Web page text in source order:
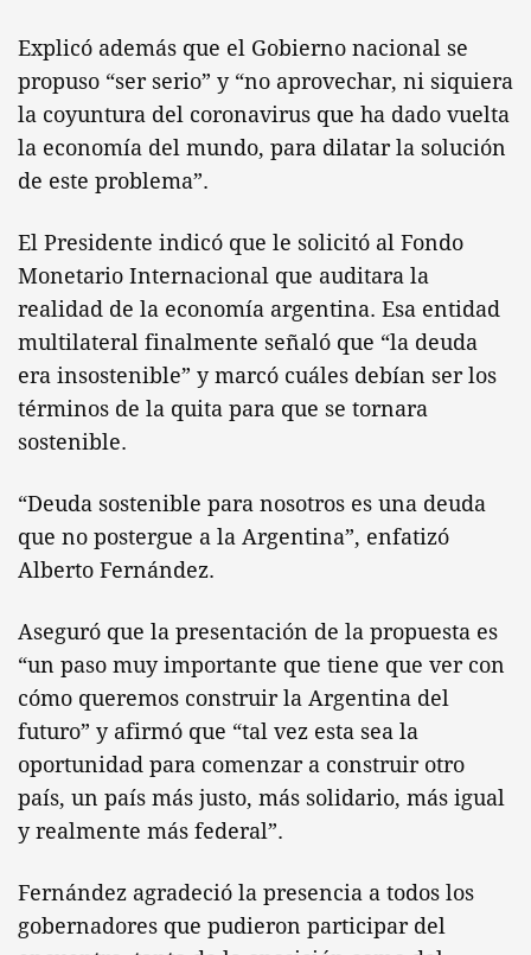
Explicó además que el Gobierno nacional se
propuso “ser serio” y “no aprovechar, ni siquiera
la coyuntura del coronavirus que ha dado vuelta
la economía del mundo, para dilatar la solución
de este problema”.
El Presidente indicó que le solicitó al Fondo
Monetario Internacional que auditara la
realidad de la economía argentina. Esa entidad
multilateral finalmente señaló que “la deuda
era insostenible” y marcó cuáles debían ser los
términos de la quita para que se tornara
sostenible.
“Deuda sostenible para nosotros es una deuda
que no postergue a la Argentina”, enfatizó
Alberto Fernández.
Aseguró que la presentación de la propuesta es
“un paso muy importante que tiene que ver con
cómo queremos construir la Argentina del
futuro” y afirmó que “tal vez esta sea la
oportunidad para comenzar a construir otro
país, un país más justo, más solidario, más igual
y realmente más federal”.
Fernández agradeció la presencia a todos los
gobernadores que pudieron participar del